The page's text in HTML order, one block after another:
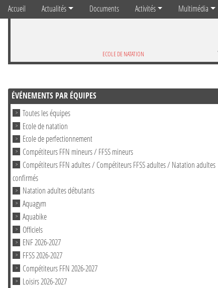
Accueil Actualités Documents Activités Multimédia
ECOLE DE NATATION
ÉVÉNEMENTS PAR ÉQUIPES
Toutes les équipes
Ecole de natation
Ecole de perfectionnement
Compétiteurs FFN mineurs / FFSS mineurs
Compétiteurs FFN adultes / Compétiteurs FFSS adultes / Natation adultes
confirmés
Natation adultes débutants
Aquagym
Aquabike
Officiels
ENF 2026-2027
FFSS 2026-2027
Compétiteurs FFN 2026-2027
Loisirs 2026-2027